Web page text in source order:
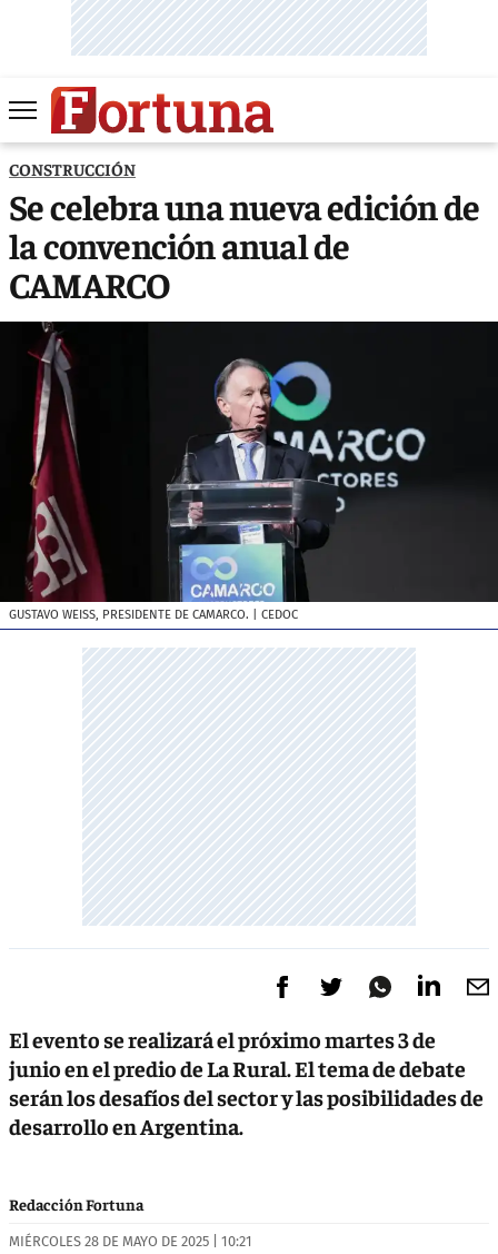
CONSTRUCCIÓN
Se celebra una nueva edición de
la convención anual de
CAMARCO
GUSTAVO WEISS, PRESIDENTE DE CAMARCO. | CEDOC
El evento se realizará el próximo martes 3 de
junio en el predio de La Rural. El tema de debate
serán los desafíos del sector y las posibilidades de
desarrollo en Argentina.
Redacción Fortuna
MIÉRCOLES 28 DE MAYO DE 2025 | 10:21